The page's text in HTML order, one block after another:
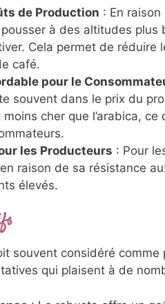
de Production : En
à des altitudes
Cela permet de réduire
café.
pour le
souvent dans le prix du
cher que l’arabica,
les Producteurs : Pour
raison de sa résistance
élevés.
souvent considéré
qui plaisent à de